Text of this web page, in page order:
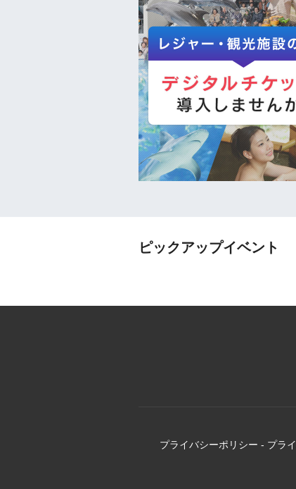
ピックアップイベント
プライバシーポリシー - プラ